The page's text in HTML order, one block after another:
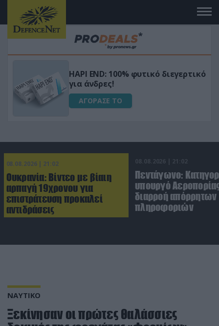
Μεταμόρφωσε τον κήπο σου με το
Ultra Box Μίνι Αλυσοπρίονο με
μπαταρία λιθίου
ΑΓΟΡΑΣΕ ΤΟ
08.08.2026 | 21:02
Ουκρανία: Βίντεο με βίαιη
αρπαγή 19χρονου για
επιστράτευση προκαλεί
αντιδράσεις
08.08.2026 | 21:02
Πεντάγωνο:
υπουργό
διαρροή απόρρητων
πληροφοριών
ΝΑΥΤΙΚΟ
Ξεκίνησαν οι πρώτες θαλάσσιες